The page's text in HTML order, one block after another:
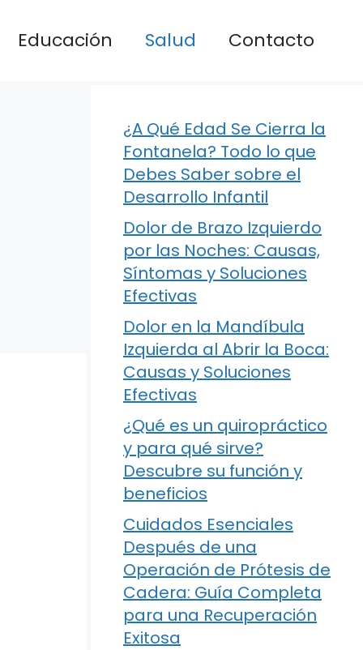
Educación Salud Contacto
¿A Qué Edad Se Cierra la
Fontanela? Todo lo que
Debes Saber sobre el
Desarrollo Infantil
Dolor de Brazo Izquierdo
por las Noches: Causas,
Síntomas y Soluciones
Efectivas
Dolor en la Mandíbula
Izquierda al Abrir la Boca:
Causas y Soluciones
Efectivas
¿Qué es un quiropráctico
y para qué sirve?
Descubre su función y
beneficios
Cuidados Esenciales
Después de una
Operación de Prótesis de
Cadera: Guía Completa
para una Recuperación
Exitosa